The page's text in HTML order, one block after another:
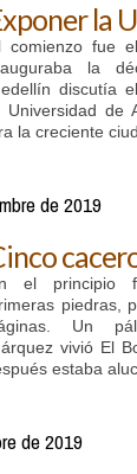
la U
comienzo fue
la
discutía
Universidad de
la creciente
de 2019
el principio
piedras,
Un
vivió El
estaba
de 2019